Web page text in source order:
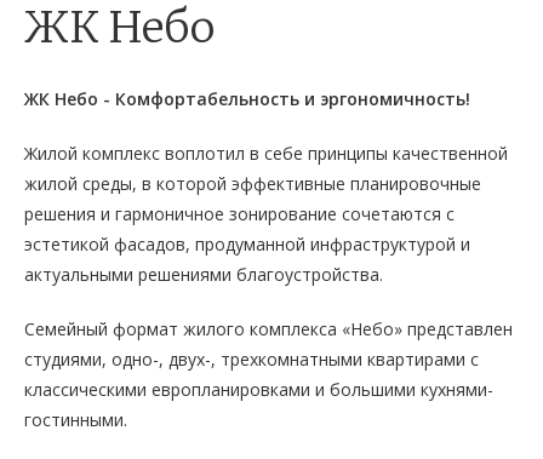
ЖК Небо
ЖК Небо - Комфортабельность и эргономичность!
Жилой комплекс воплотил в себе принципы качественной
жилой среды, в которой эффективные планировочные
решения и гармоничное зонирование сочетаются с
эстетикой фасадов, продуманной инфраструктурой и
актуальными решениями благоустройства.
Семейный формат жилого комплекса «Небо» представлен
студиями, одно-, двух-, трехкомнатными квартирами с
классическими европланировками и большими кухнями-
гостинными.